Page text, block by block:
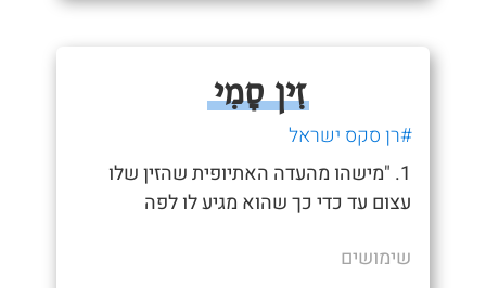
זִין סָמִי
#רן סקס ישראל
1. "מישהו מהעדה האתיופית שהזין שלו
עצום עד כדי כך שהוא מגיע לו לפה
שימושים